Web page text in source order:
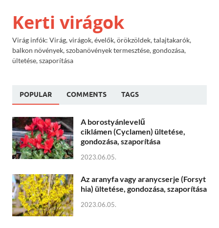
Kerti virágok
Virág infók: Virág, virágok, évelők, örökzöldek, talajtakarók,
balkon növények, szobanövények termesztése, gondozása,
ültetése, szaporítása
POPULAR COMMENTS TAGS
A borostyánlevelű
ciklámen (Cyclamen) ültetése,
gondozása, szaporítása
2023.06.05.
Az aranyfa vagy aranycserje (Forsyt
hia) ültetése, gondozása, szaporítása
2023.06.05.